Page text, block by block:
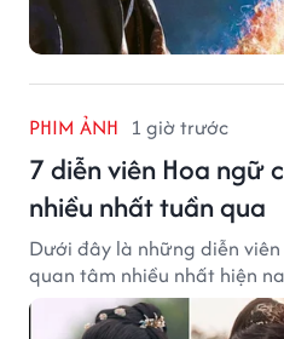
PHIM ẢNH 1 giờ trước
7 diễn viên Hoa ngữ
nhiều nhất tuần qua
Dưới đây là những diễn
quan tâm nhiều nhất hiện